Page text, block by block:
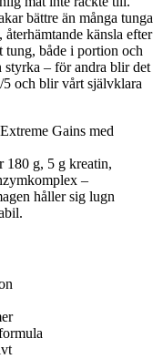
bättre än många tunga
känsla efter
tung, både i portion och
styrka – för andra blir det
och blir vårt självklara
180 g, 5 g kreatin,
–
håller sig lugn